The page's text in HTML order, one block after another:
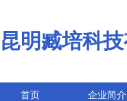
昆明臧培科
首页 企业简介